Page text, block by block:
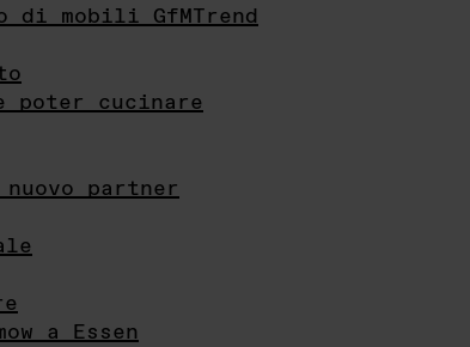
di mobili GfMTrend
poter cucinare
partner
a Essen